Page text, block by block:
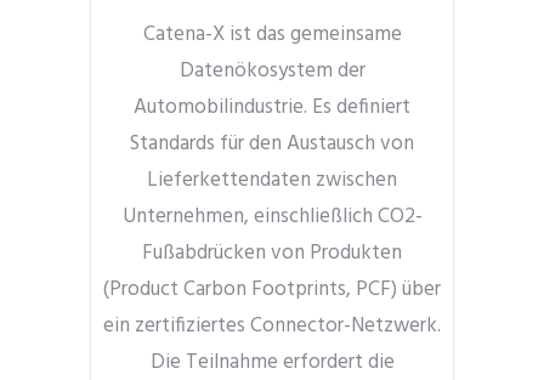
Catena-X ist das gemeinsame
Datenökosystem der
Automobilindustrie. Es definiert
Standards für den Austausch von
Lieferkettendaten zwischen
Unternehmen, einschließlich CO2-
Fußabdrücken von Produkten
(Product Carbon Footprints, PCF) über
ein zertifiziertes Connector-Netzwerk.
Die Teilnahme erfordert die